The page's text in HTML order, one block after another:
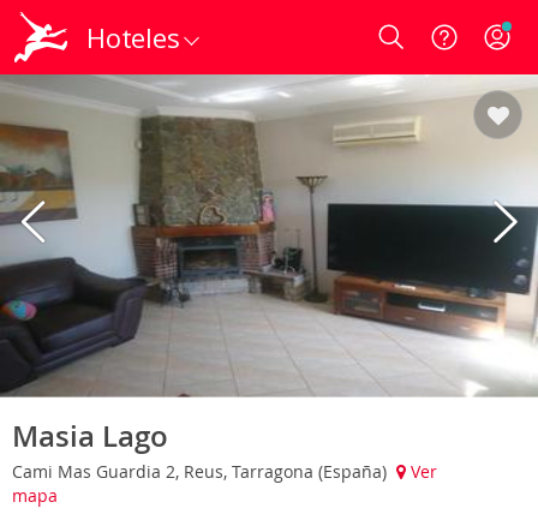
Hoteles Login
Masia Lago
Cami Mas Guardia 2, Reus, Tarragona (España)
Ver
mapa